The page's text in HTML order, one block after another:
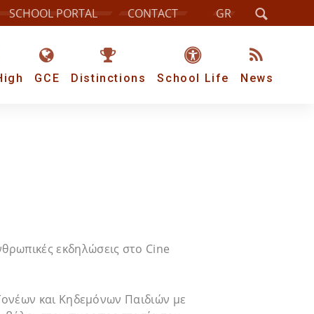
SCHOOL PORTAL CONTACT GR
GCE Distinctions School Life News
εκδηλώσεις στο Cine
και Κηδεμόνων Παιδιών με